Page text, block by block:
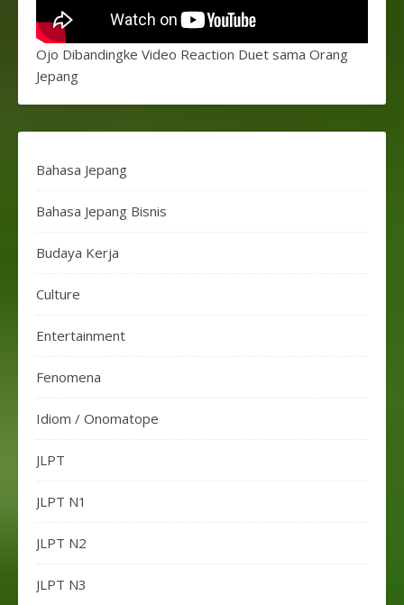
Ojo Dibandingke Video Reaction Duet sama Orang
Jepang
Bahasa Jepang
Bahasa Jepang Bisnis
Budaya Kerja
Culture
Entertainment
Fenomena
Idiom / Onomatope
JLPT
JLPT N1
JLPT N2
JLPT N3